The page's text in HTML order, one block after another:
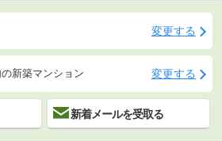
変更する
新築マンション 変更する
新着メールを受取る